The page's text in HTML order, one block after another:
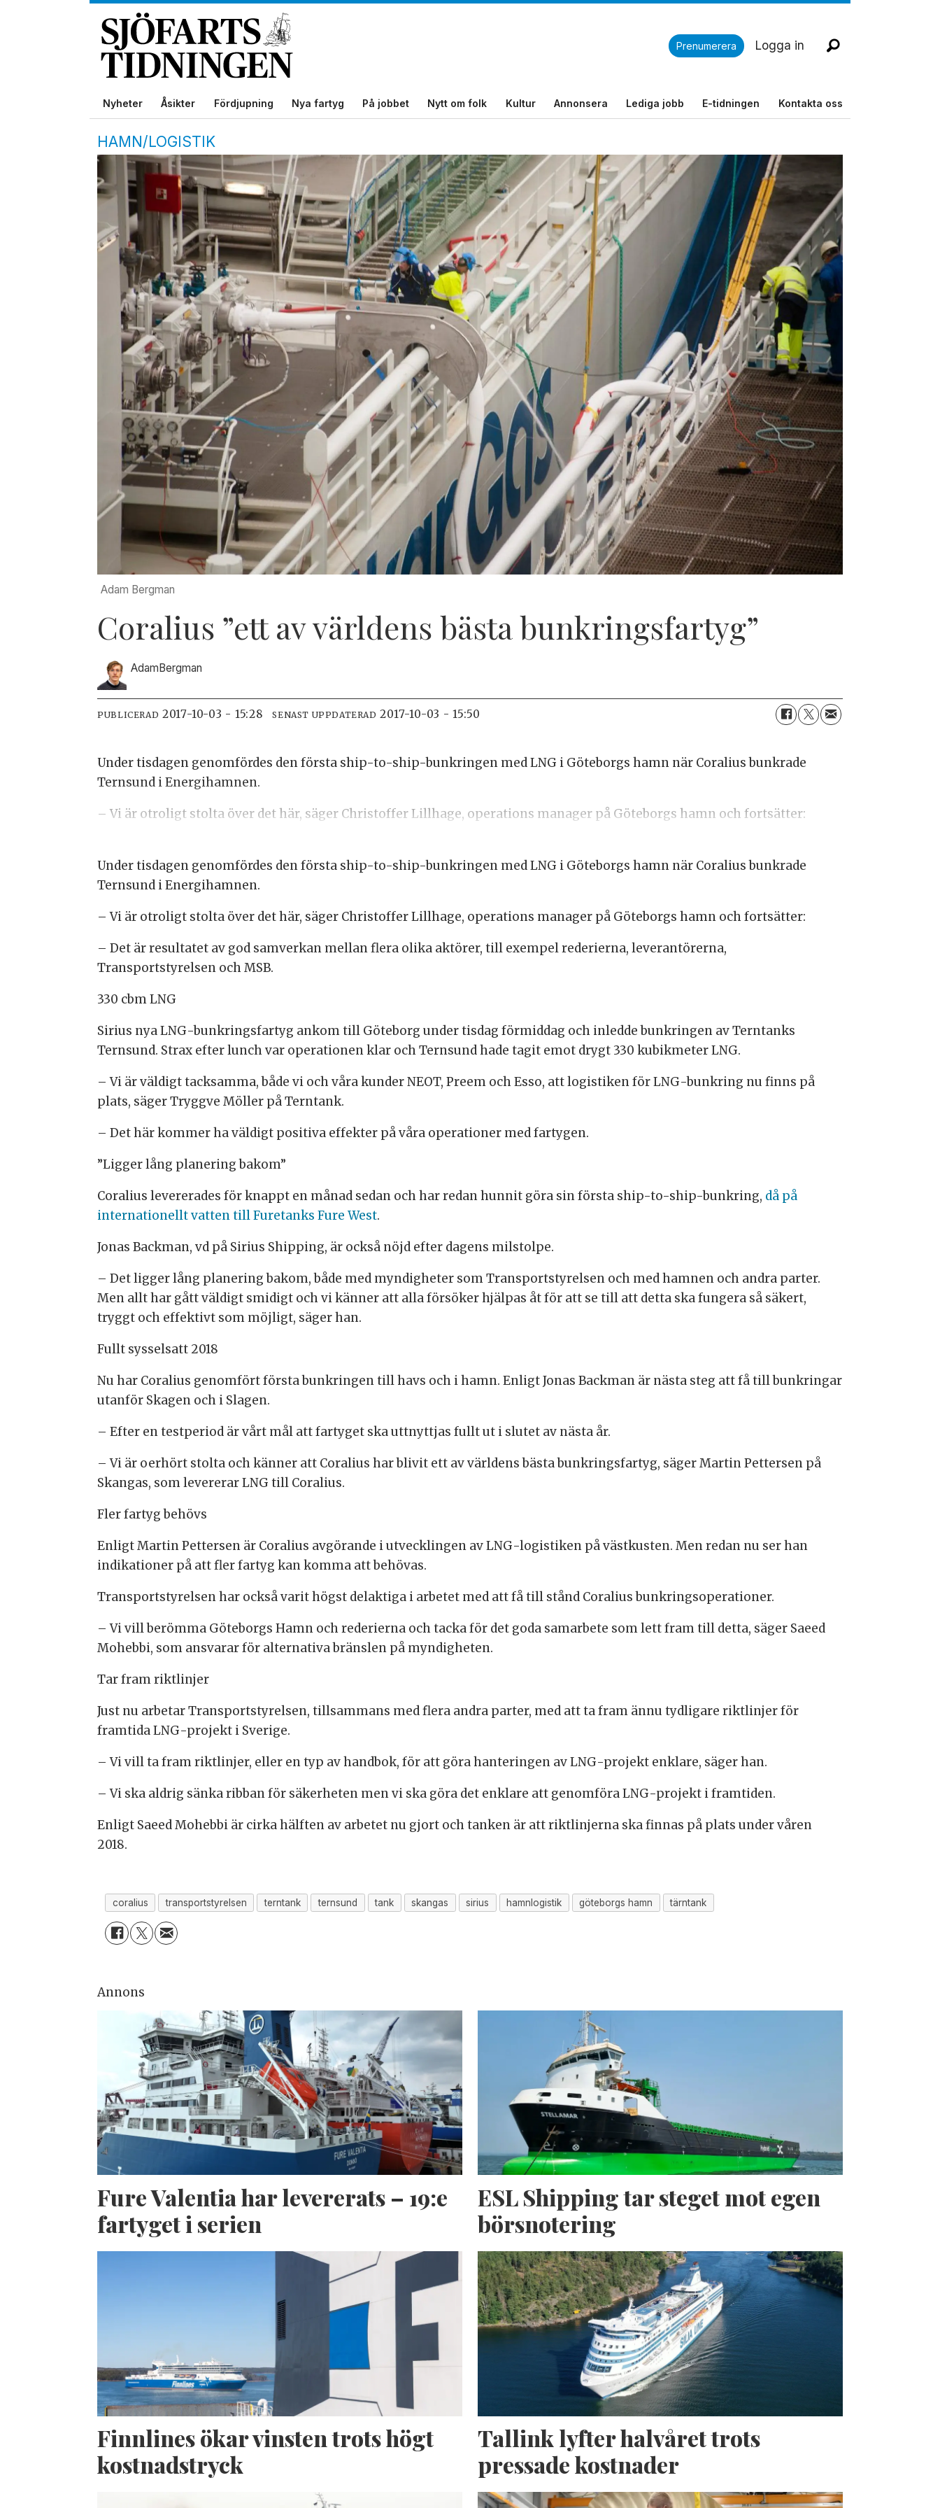
Prenumerera Logga in
Nyheter Åsikter Fördjupning Nya fartyg På jobbet Nytt om folk Kultur Annonsera Lediga jobb E-tidningen Kontakta oss
HAMN/LOGISTIK
Adam Bergman
Coralius ”ett av världens bästa bunkringsfartyg”
Adam Bergman
PUBLICERAD 2017-10-03 - 15:28 SENAST UPPDATERAD 2017-10-03 - 15:50
Under tisdagen genomfördes den första ship-to-ship-bunkringen med LNG i Göteborgs hamn när Coralius bunkrade
Ternsund i Energihamnen.
– Vi är otroligt stolta över det här, säger Christoffer Lillhage, operations manager på Göteborgs hamn och fortsätter:
Under tisdagen genomfördes den första ship-to-ship-bunkringen med LNG i Göteborgs hamn när Coralius bunkrade
Ternsund i Energihamnen.
– Vi är otroligt stolta över det här, säger Christoffer Lillhage, operations manager på Göteborgs hamn och fortsätter:
– Det är resultatet av god samverkan mellan flera olika aktörer, till exempel rederierna, leverantörerna,
Transportstyrelsen och MSB.
330 cbm LNG
Sirius nya LNG-bunkringsfartyg ankom till Göteborg under tisdag förmiddag och inledde bunkringen av Terntanks
Ternsund. Strax efter lunch var operationen klar och Ternsund hade tagit emot drygt 330 kubikmeter LNG.
– Vi är väldigt tacksamma, både vi och våra kunder NEOT, Preem och Esso, att logistiken för LNG-bunkring nu finns på
plats, säger Tryggve Möller på Terntank.
– Det här kommer ha väldigt positiva effekter på våra operationer med fartygen.
”Ligger lång planering bakom”
Coralius levererades för knappt en månad sedan och har redan hunnit göra sin första ship-to-ship-bunkring, då på
internationellt vatten till Furetanks Fure West.
Jonas Backman, vd på Sirius Shipping, är också nöjd efter dagens milstolpe.
– Det ligger lång planering bakom, både med myndigheter som Transportstyrelsen och med hamnen och andra parter.
Men allt har gått väldigt smidigt och vi känner att alla försöker hjälpas åt för att se till att detta ska fungera så säkert,
tryggt och effektivt som möjligt, säger han.
Fullt sysselsatt 2018
Nu har Coralius genomfört första bunkringen till havs och i hamn. Enligt Jonas Backman är nästa steg att få till bunkringar
utanför Skagen och i Slagen.
– Efter en testperiod är vårt mål att fartyget ska uttnyttjas fullt ut i slutet av nästa år.
– Vi är oerhört stolta och känner att Coralius har blivit ett av världens bästa bunkringsfartyg, säger Martin Pettersen på
Skangas, som levererar LNG till Coralius.
Fler fartyg behövs
Enligt Martin Pettersen är Coralius avgörande i utvecklingen av LNG-logistiken på västkusten. Men redan nu ser han
indikationer på att fler fartyg kan komma att behövas.
Transportstyrelsen har också varit högst delaktiga i arbetet med att få till stånd Coralius bunkringsoperationer.
– Vi vill berömma Göteborgs Hamn och rederierna och tacka för det goda samarbete som lett fram till detta, säger Saeed
Mohebbi, som ansvarar för alternativa bränslen på myndigheten.
Tar fram riktlinjer
Just nu arbetar Transportstyrelsen, tillsammans med flera andra parter, med att ta fram ännu tydligare riktlinjer för
framtida LNG-projekt i Sverige.
– Vi vill ta fram riktlinjer, eller en typ av handbok, för att göra hanteringen av LNG-projekt enklare, säger han.
– Vi ska aldrig sänka ribban för säkerheten men vi ska göra det enklare att genomföra LNG-projekt i framtiden.
Enligt Saeed Mohebbi är cirka hälften av arbetet nu gjort och tanken är att riktlinjerna ska finnas på plats under våren
2018.
coralius transportstyrelsen terntank ternsund tank skangas sirius hamnlogistik göteborgs hamn tärntank
Annons
Fure Valentia har levererats – 19:e
fartyget i serien
ESL Shipping tar steget mot egen
börsnotering
Finnlines ökar vinsten trots högt
kostnadstryck
Tallink lyfter halvåret trots
pressade kostnader